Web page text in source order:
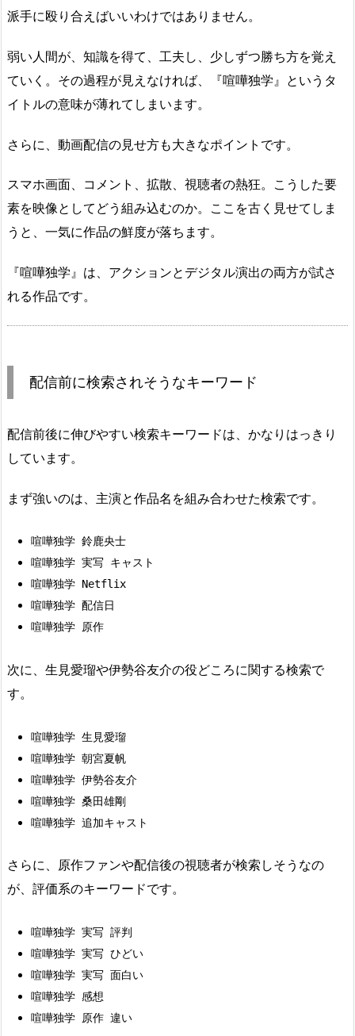
派手に殴り合えばいいわけではありません。
弱い人間が、知識を得て、工夫し、少しずつ勝ち方を覚え
ていく。その過程が見えなければ、『喧嘩独学』というタ
イトルの意味が薄れてしまいます。
さらに、動画配信の見せ方も大きなポイントです。
スマホ画面、コメント、拡散、視聴者の熱狂。こうした要
素を映像としてどう組み込むのか。ここを古く見せてしま
うと、一気に作品の鮮度が落ちます。
『喧嘩独学』は、アクションとデジタル演出の両方が試さ
れる作品です。
配信前に検索されそうなキーワード
配信前後に伸びやすい検索キーワードは、かなりはっきり
しています。
まず強いのは、主演と作品名を組み合わせた検索です。
喧嘩独学 鈴鹿央士
喧嘩独学 実写 キャスト
喧嘩独学 Netflix
喧嘩独学 配信日
喧嘩独学 原作
次に、生見愛瑠や伊勢谷友介の役どころに関する検索で
す。
喧嘩独学 生見愛瑠
喧嘩独学 朝宮夏帆
喧嘩独学 伊勢谷友介
喧嘩独学 桑田雄剛
喧嘩独学 追加キャスト
さらに、原作ファンや配信後の視聴者が検索しそうなの
が、評価系のキーワードです。
喧嘩独学 実写 評判
喧嘩独学 実写 ひどい
喧嘩独学 実写 面白い
喧嘩独学 感想
喧嘩独学 原作 違い